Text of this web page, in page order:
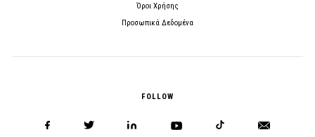
Όροι Χρήσης
Προσωπικά Δεδομένα
FOLLOW